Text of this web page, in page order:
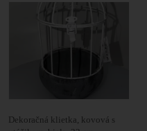
Dekoračná klietka, kovová s